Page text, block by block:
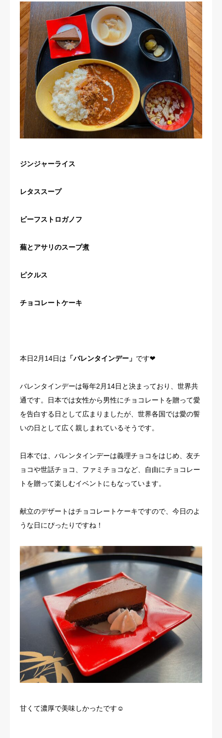
ジンジャーライス
レタススープ
ビーフストロガノフ
蕪とアサリのスープ煮
ピクルス
チョコレートケーキ
本日2月14日は 「バレンタインデー」 です❤
バレンタインデーは毎年2月14日と決まっており、世界共
通です。日本では女性から男性にチョコレートを贈って愛
を告白する日として広まりましたが、世界各国では愛の誓
いの日として広く親しまれているそうです。
日本では、バレンタインデーは義理チョコをはじめ、友チ
ョコや世話チョコ、ファミチョコなど、自由にチョコレー
トを贈って楽しむイベントにもなっています。
献立のデザートはチョコレートケーキですので、今日のよ
うな日にぴったりですね！
甘くて濃厚で美味しかったです☺